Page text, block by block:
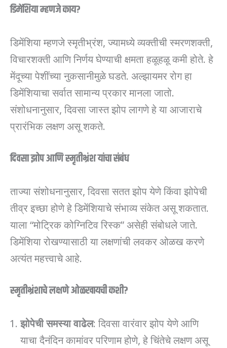
डिमेंशिया म्हणजे काय?
डिमेंशिया म्हणजे स्मृतीभ्रंश, ज्यामध्ये व्यक्तीची स्मरणशक्ती,
विचारशक्ती आणि निर्णय घेण्याची क्षमता हळूहळू कमी होते. हे
मेंदूच्या पेशींच्या नुकसानीमुळे घडते. अल्झायमर रोग हा
डिमेंशियाचा सर्वात सामान्य प्रकार मानला जातो.
संशोधनानुसार, दिवसा जास्त झोप लागणे हे या आजाराचे
प्रारंभिक लक्षण असू शकते.
दिवसा झोप आणि स्मृतीभ्रंश यांचा संबंध
ताज्या संशोधनानुसार, दिवसा सतत झोप येणे किंवा झोपेची
तीव्र इच्छा होणे हे डिमेंशियाचे संभाव्य संकेत असू शकतात.
याला “मोट्रिक कोग्निटिव रिस्क” असेही संबोधले जाते.
डिमेंशिया रोखण्यासाठी या लक्षणांची लवकर ओळख करणे
अत्यंत महत्त्वाचे आहे.
स्मृतीभ्रंशाचे लक्षणे ओळखायची कशी?
झोपेची समस्या वाढेल: दिवसा वारंवार झोप येणे आणि
याचा दैनंदिन कामांवर परिणाम होणे, हे चिंतेचे लक्षण असू